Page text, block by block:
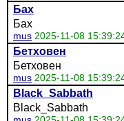
Бах
Бах
mus 2025-11-08
Бетховен
Бетховен
mus 2025-11-08
Black_Sabbath
Black_Sabbath